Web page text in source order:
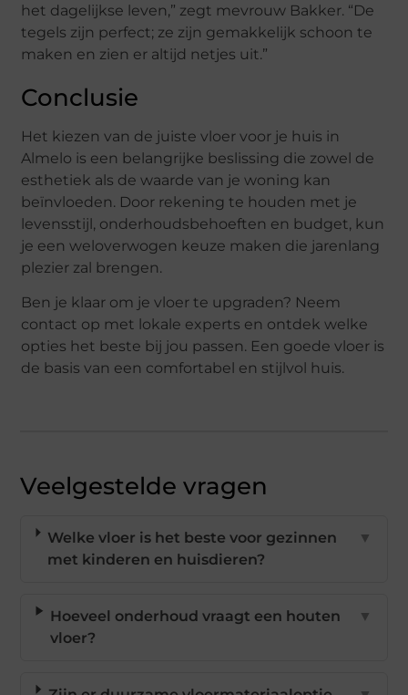
het dagelijkse leven,” zegt mevrouw Bakker. “De
tegels zijn perfect; ze zijn gemakkelijk schoon te
maken en zien er altijd netjes uit.”
Conclusie
Het kiezen van de juiste vloer voor je huis in
Almelo is een belangrijke beslissing die zowel de
esthetiek als de waarde van je woning kan
beïnvloeden. Door rekening te houden met je
levensstijl, onderhoudsbehoeften en budget, kun
je een weloverwogen keuze maken die jarenlang
plezier zal brengen.
Ben je klaar om je vloer te upgraden? Neem
contact op met lokale experts en ontdek welke
opties het beste bij jou passen. Een goede vloer is
de basis van een comfortabel en stijlvol huis.
Veelgestelde vragen
Welke vloer is het beste voor gezinnen
met kinderen en huisdieren?
▼
Hoeveel onderhoud vraagt een houten
vloer?
▼